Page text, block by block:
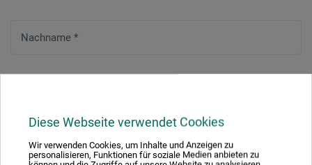
Diese Webseite verwendet Cookies
Wir verwenden Cookies, um Inhalte und Anzeigen zu
personalisieren, Funktionen für soziale Medien anbieten zu
Nachname *